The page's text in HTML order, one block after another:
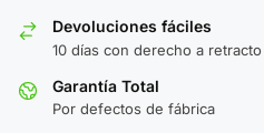
Devoluciones fáciles
10 días con derecho a retracto
Garantía Total
Por defectos de fábrica